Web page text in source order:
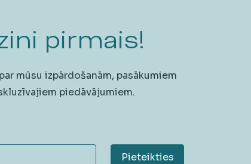
pirmais!
mūsu izpārdošanām, pasākumiem
piedāvājumiem.
Pieteikties